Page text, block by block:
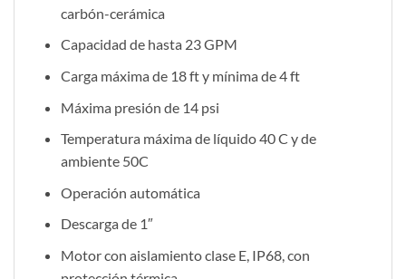
carbón-cerámica
Capacidad de hasta 23 GPM
Carga máxima de 18 ft y mínima de 4 ft
Máxima presión de 14 psi
Temperatura máxima de líquido 40 C y de
ambiente 50C
Operación automática
Descarga de 1″
Motor con aislamiento clase E, IP68, con